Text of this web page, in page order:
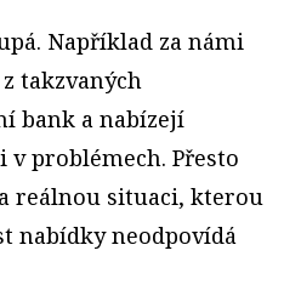
Například za námi
takzvaných
bank a nabízejí
problémech. Přesto
reálnou situaci, kterou
nabídky neodpovídá